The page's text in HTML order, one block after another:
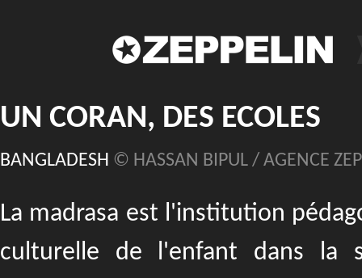
UN CORAN, DES ECOLES
BANGLADESH © HASSAN BIPUL / AGENCE
La madrasa est l'institution
culturelle de l'enfant dans la